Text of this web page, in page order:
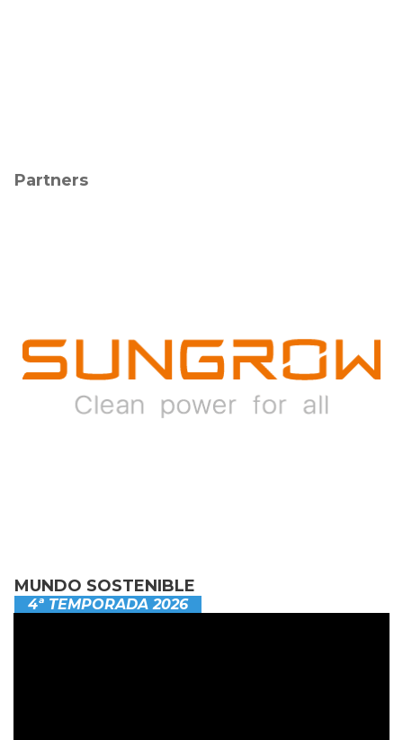
Partners
MUNDO SOSTENIBLE
4ª TEMPORADA 2026